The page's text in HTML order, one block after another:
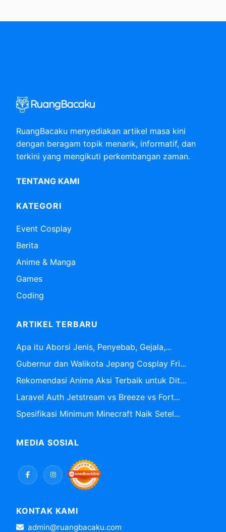
RuangBacaku menyediakan artikel masa kini
dengan beragam topik menarik, informatif, dan
terkini yang mengikuti perkembangan zaman.
TENTANG KAMI
KATEGORI
Event Cosplay
Berita
Anime & Manga
Games
Coding
ARTIKEL TERBARU
Apa itu Aborsi Jenis, Penyebab, Gejala,...
Gubernur dan Walikota Jepang Cosplay Fri...
Rekomendasi Anime Aksi Terbaik untuk Dit...
Laravel Auth Jetstream vs Breeze vs Fort...
Spesifikasi Minimum Minecraft Naik Setel...
MEDIA SOSIAL
KONTAK KAMI
admin@ruangbacaku.com